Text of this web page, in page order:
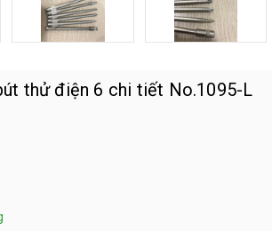
thử điện 6 chi tiết No.1095-L